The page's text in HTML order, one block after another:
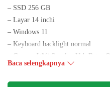
– SSD 256 GB
– Layar 14 inchi
– Windows 11
– Keyboard backlight normal
– Camera,Wifi,Speaker,Usb,Batre
– Office, Chrome ,Mozilla tersedia
Kelengkapan : Laptop + Charger
Baca selengkapnya